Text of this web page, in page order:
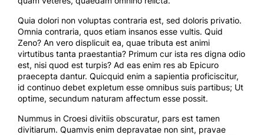
Quia dolori non voluptas contraria est, sed doloris privatio.
Omnia contraria, quos etiam insanos esse vultis. Quid
Zeno? An vero displicuit ea, quae tributa est animi
virtutibus tanta praestantia? Primum cur ista res digna odio
est, nisi quod est turpis? Ad eas enim res ab Epicuro
praecepta dantur. Quicquid enim a sapientia proficiscitur,
id continuo debet expletum esse omnibus suis partibus; Ut
optime, secundum naturam affectum esse possit.
Nummus in Croesi divitiis obscuratur, pars est tamen
divitiarum. Quamvis enim depravatae non sint, pravae